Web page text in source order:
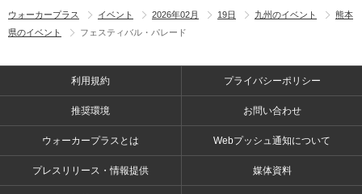
ウォーカープラス イベント 2026年02月 19日 九州のイベント
熊本
県のイベント
フェスティバル・パレード
利用規約 プライバシーポリシー
推奨環境 お問い合わせ
ウォーカープラスとは Webプッシュ通知について
プレスリリース・情報提供 媒体資料